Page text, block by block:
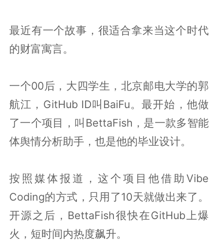
最近有一个故事，很适合拿来当这个时代
的财富寓言。
一个00后，大四学生，北京邮电大学的郭
航江，GitHub ID叫BaiFu。最开始，他做
了一个项目，叫BettaFish，是一款多智能
体舆情分析助手，也是他的毕业设计。
按照媒体报道，这个项目他借助Vibe
Coding的方式，只用了10天就做出来了。
开源之后，BettaFish很快在GitHub上爆
火，短时间内热度飙升。